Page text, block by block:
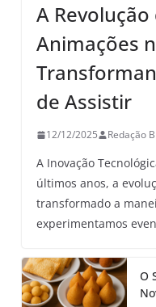
A Revolução
Animações
de Assistir
12/12/2025 Redação
A Inovação
últimos anos, a
transformado a
experimentamos
O